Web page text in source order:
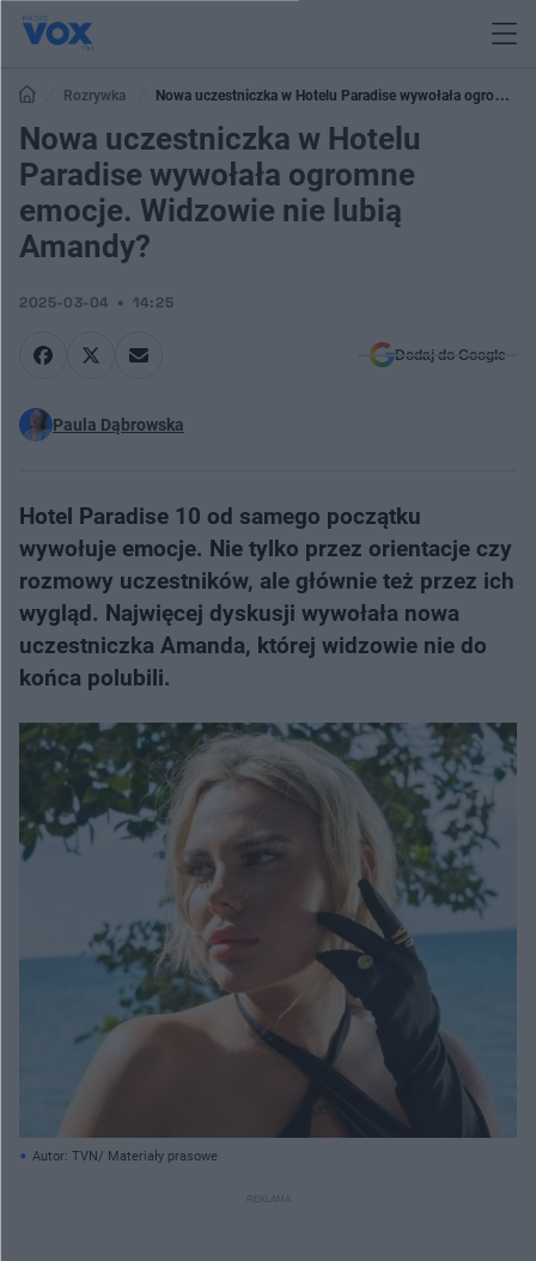
Rozrywka
Nowa uczestniczka w Hotelu Paradise wywołała ogromne
emocje. Widzowie nie lubią Amandy?
Nowa uczestniczka w Hotelu
Paradise wywołała ogromne
emocje. Widzowie nie lubią
Amandy?
2025-03-04 14:25
Dodaj do Google
Paula Dąbrowska
Hotel Paradise 10 od samego początku
wywołuje emocje. Nie tylko przez orientacje czy
rozmowy uczestników, ale głównie też przez ich
wygląd. Najwięcej dyskusji wywołała nowa
uczestniczka Amanda, której widzowie nie do
końca polubili.
Autor: TVN/ Materiały prasowe